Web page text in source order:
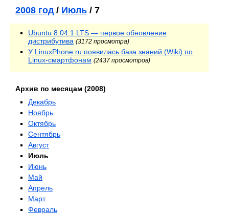
2008 год/ Июль / 7
Ubuntu 8.04.1 LTS — первое обновление
дистрибутива (3172 просмотра)
У LinuxPhone.ru появилась база знаний (Wiki) по
Linux-смартфонам (2437 просмотров)
Архив по месяцам (2008)
Декабрь
Ноябрь
Октябрь
Сентябрь
Август
Июль
Июнь
Май
Апрель
Март
Февраль